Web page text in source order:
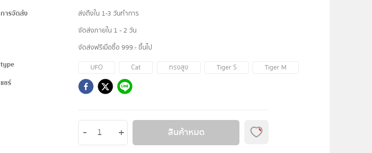
การจัดส่ง
ส่งถึงใน 1-3 วันทำการ
จัดส่งภายใน 1 - 2 วัน
จัดส่งฟรีเมื่อซื้อ 999.- ขึ้นไป
type
UFO Cat ทรงสูง Tiger S
Tiger M
แชร์
สินค้าหมด